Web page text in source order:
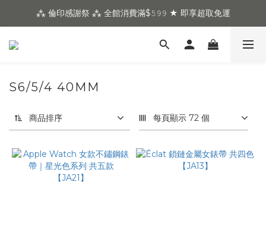
⁂ 倫印感謝祭 ⁂ 全館消費滿$𝟻𝟿𝟿 ★ 即享超取免運
S6/5/4 40MM
商品排序 每頁顯示 72 個